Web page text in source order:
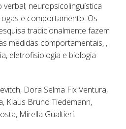
neuropsicolinguística
e comportamento. Os
tradicionalmente fazem
medidas comportamentais, ,
eletrofisiologia e biologia
Dora Selma Fix Ventura,
Klaus Bruno Tiedemann,
Mirella Gualtieri.